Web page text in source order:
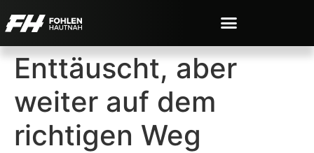
Enttäuscht, aber
weiter auf dem
richtigen Weg